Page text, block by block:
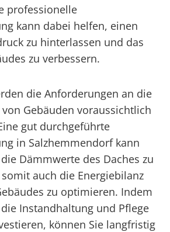
professionelle
kann dabei helfen, einen
zu hinterlassen und das
zu verbessern.
die Anforderungen an die
Gebäuden voraussichtlich
gut durchgeführte
in Salzhemmendorf kann
Dämmwerte des Daches zu
auch die Energiebilanz
zu optimieren. Indem
Instandhaltung und Pflege
können Sie langfristig